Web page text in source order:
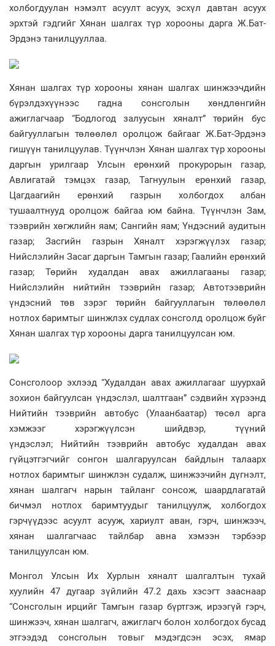
холбогдуулан нэмэлт асуулт асуух, эсхүл давтан асуух
эрхтэй гэдгийг Хянан шалгах түр хорооны дарга Ж.Бат-
Эрдэнэ танилцууллаа.
Хянан шалгах түр хорооны хянан шалгах шинжээчдийн
бүрэлдэхүүнээс гадна сонсголын хөндлөнгийн
ажиглагчаар “Бодлогод залуусын хяналт” төрийн бус
байгууллагын төлөөлөл оролцож байгааг Ж.Бат-Эрдэнэ
гишүүн танилцуулав. Түүнчлэн Хянан шалгах түр хорооны
даргын урилгаар Улсын ерөнхий прокурорын газар,
Авлигатай тэмцэх газар, Тагнуулын ерөнхий газар,
Цагдаагийн ерөнхий газрын холбогдох албан
тушаалтнууд оролцож байгаа юм байна. Түүнчлэн Зам,
тээврийн хөгжлийн яам; Сангийн яам; Үндэсний аудитын
газар; Засгийн газрын Хяналт хэрэгжүүлэх газар;
Нийслэлийн Засаг даргын Тамгын газар; Гаалийн ерөнхий
газар; Төрийн худалдан авах ажиллагааны газар;
Нийслэлийн нийтийн тээврийн газар; Автотээврийн
үндэсний төв зэрэг төрийн байгууллагын төлөөлөл
нотлох баримтыг шинжлэх судлах сонсголд оролцож буйг
Хянан шалгах түр хорооны дарга танилцуулсан юм.
Сонсголоор эхлээд “Худалдан авах ажиллагааг шуурхай
зохион байгуулсан үндэслэл, шалтгаан” сэдвийн хүрээнд
Нийтийн тээврийн автобус (Улаанбаатар) төсөл арга
хэмжээг хэрэгжүүлсэн шийдвэр, түүний
үндэслэл; Нийтийн тээврийн автобус худалдан авах
гүйцэтгэгчийг сонгон шалгаруулсан байдлын талаарх
нотлох баримтыг шинжлэн судалж, шинжээчийн дүгнэлт,
хянан шалгагч нарын тайланг сонсож, шаардлагатай
бичмэл нотлох баримтуудыг танилцуулж, холбогдох
гэрчүүдээс асуулт асууж, хариулт аван, гэрч, шинжээч,
хянан шалгагчаас тайлбар авна хэмээн тэрбээр
танилцуулсан юм.
Монгол Улсын Их Хурлын хяналт шалгалтын тухай
хуулийн 47 дугаар зүйлийн 47.2 дахь хэсэгт зааснаар
“Сонсголын ирцийг Тамгын газар бүртгэж, ирээгүй гэрч,
шинжээч, хянан шалгагч, ажиглагч болон холбогдох бусад
этгээдэд сонсголын товыг мэдэгдсэн эсэх, ямар